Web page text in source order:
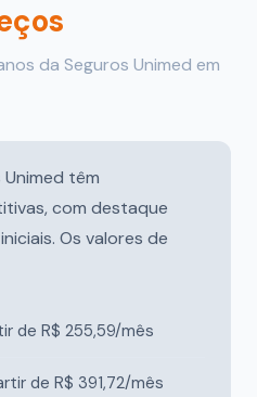
da Seguros Unimed em
têm
com destaque
Os valores de
de R$ 255,59/mês
de R$ 391,72/mês